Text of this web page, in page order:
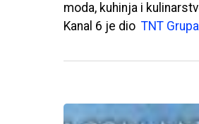
moda, kuhinja i
Kanal 6 je dio TNT